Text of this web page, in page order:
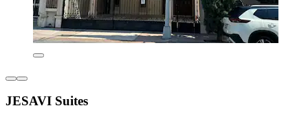
JESAVI Suites